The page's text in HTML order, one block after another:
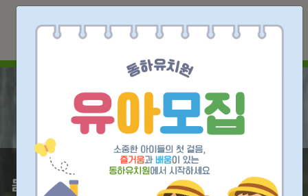
몸과 마음, 생각이 건강하게 자라나는 동하유치